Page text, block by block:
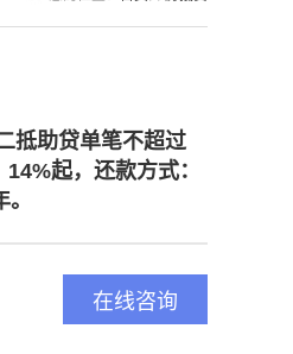
抵助贷单笔不超过
起，还款方式：
在线咨询